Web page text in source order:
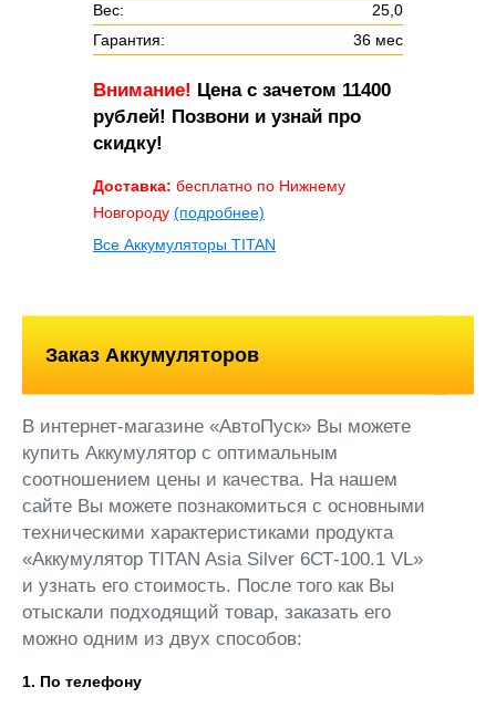
Вес:
25,0
Гарантия:
36 мес
Внимание! Цена с зачетом 11400
рублей! Позвони и узнай про
скидку!
Доставка: бесплатно по Нижнему
Новгороду (подробнее)
Все Аккумуляторы TITAN
Заказ Аккумуляторов
В интернет-магазине «АвтоПуск» Вы можете
купить Аккумулятор с оптимальным
соотношением цены и качества. На нашем
сайте Вы можете познакомиться с основными
техническими характеристиками продукта
«Аккумулятор TITAN Asia Silver 6СТ-100.1 VL»
и узнать его стоимость. После того как Вы
отыскали подходящий товар, заказать его
можно одним из двух способов:
1. По телефону